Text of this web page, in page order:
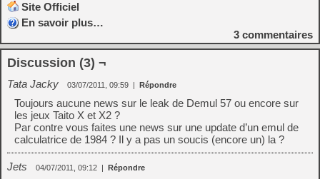
Site Officiel
En savoir plus…
3 commentaires
Discussion (3) ¬
Tata Jacky 03/07/2011, 09:59 | Répondre
Toujours aucune news sur le leak de Demul 57 ou encore sur
les jeux Taito X et X2 ?
Par contre vous faites une news sur une update d’un emul de
calculatrice de 1984 ? Il y a pas un soucis (encore un) la ?
Jets 04/07/2011, 09:12 | Répondre